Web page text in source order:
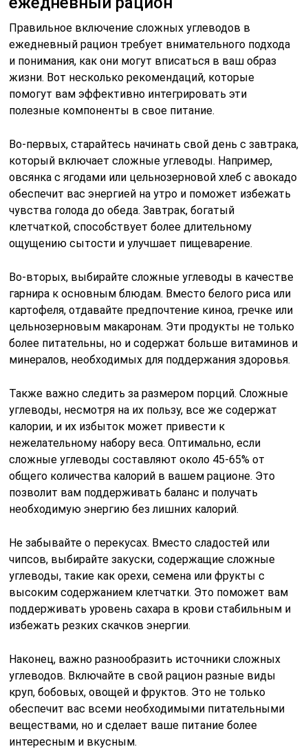
Правильное включение сложных углеводов в
ежедневный рацион требует внимательного подхода
и понимания, как они могут вписаться в ваш образ
жизни. Вот несколько рекомендаций, которые
помогут вам эффективно интегрировать эти
полезные компоненты в свое питание.
Во-первых, старайтесь начинать свой день с завтрака,
который включает сложные углеводы. Например,
овсянка с ягодами или цельнозерновой хлеб с авокадо
обеспечит вас энергией на утро и поможет избежать
чувства голода до обеда. Завтрак, богатый
клетчаткой, способствует более длительному
ощущению сытости и улучшает пищеварение.
Во-вторых, выбирайте сложные углеводы в качестве
гарнира к основным блюдам. Вместо белого риса или
картофеля, отдавайте предпочтение киноа, гречке или
цельнозерновым макаронам. Эти продукты не только
более питательны, но и содержат больше витаминов и
минералов, необходимых для поддержания здоровья.
Также важно следить за размером порций. Сложные
углеводы, несмотря на их пользу, все же содержат
калории, и их избыток может привести к
нежелательному набору веса. Оптимально, если
сложные углеводы составляют около 45-65% от
общего количества калорий в вашем рационе. Это
позволит вам поддерживать баланс и получать
необходимую энергию без лишних калорий.
Не забывайте о перекусах. Вместо сладостей или
чипсов, выбирайте закуски, содержащие сложные
углеводы, такие как орехи, семена или фрукты с
высоким содержанием клетчатки. Это поможет вам
поддерживать уровень сахара в крови стабильным и
избежать резких скачков энергии.
Наконец, важно разнообразить источники сложных
углеводов. Включайте в свой рацион разные виды
круп, бобовых, овощей и фруктов. Это не только
обеспечит вас всеми необходимыми питательными
веществами, но и сделает ваше питание более
интересным и вкусным.